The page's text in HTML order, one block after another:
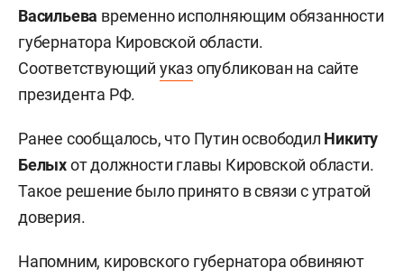
Васильева временно исполняющим обязанности
губернатора Кировской области.
Соответствующий указопубликован на сайте
президента РФ.
Ранее сообщалось, что Путин освободил Никиту
Белыхот должности главы Кировской области.
Такое решение было принято в связи с утратой
доверия.
Напомним, кировского губернатора обвиняют